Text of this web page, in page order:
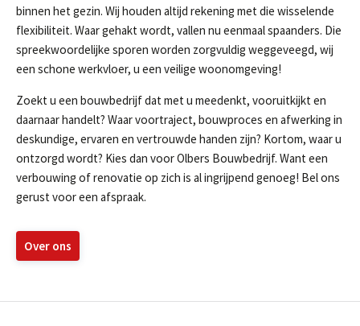
binnen het gezin. Wij houden altijd rekening met die wisselende
flexibiliteit. Waar gehakt wordt, vallen nu eenmaal spaanders. Die
spreekwoordelijke sporen worden zorgvuldig weggeveegd, wij
een schone werkvloer, u een veilige woonomgeving!
Zoekt u een bouwbedrijf dat met u meedenkt, vooruitkijkt en
daarnaar handelt? Waar voortraject, bouwproces en afwerking in
deskundige, ervaren en vertrouwde handen zijn? Kortom, waar u
ontzorgd wordt? Kies dan voor Olbers Bouwbedrijf. Want een
verbouwing of renovatie op zich is al ingrijpend genoeg! Bel ons
gerust voor een afspraak.
Over ons
Aanmelden nieuwsbrief